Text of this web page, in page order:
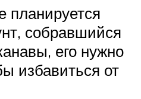
планируется
собравшийся
его нужно
избавиться от